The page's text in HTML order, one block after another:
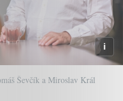
Ševčík a Miroslav Král